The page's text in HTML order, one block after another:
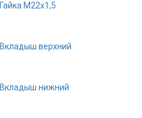
Гайка М22х1,5
Вкладыш верхний
Вкладыш нижний